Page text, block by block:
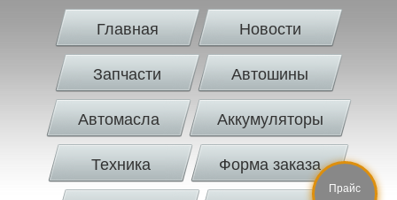
Главная Новости
Запчасти Автошины
Автомасла Аккумуляторы
Техника Форма заказа
Прайс